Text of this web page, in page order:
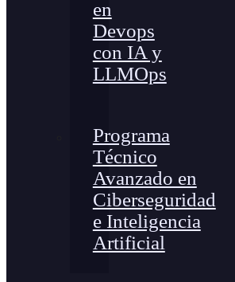
en
Devops
con IA y
LLMOps
Programa
Técnico
Avanzado en
Ciberseguridad
e Inteligencia
Artificial